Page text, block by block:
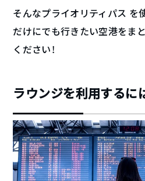
そんなプライオリティパス を
だけにでも行きたい空港をま
ください！
ラウンジを利用するに